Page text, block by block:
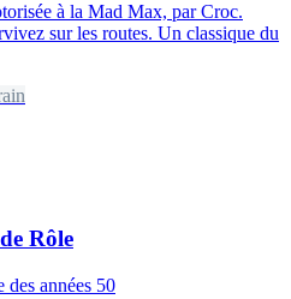
à la Mad Max, par Croc.
sur les routes. Un classique du
Rôle
années 50